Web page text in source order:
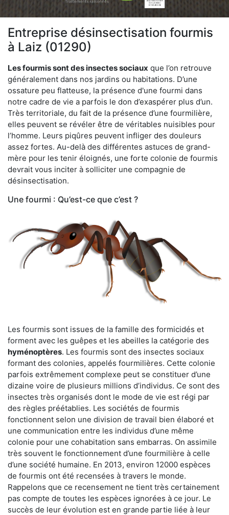
Entreprise désinsectisation fourmis
à Laiz (01290)
Les fourmis sont des insectes sociaux que l’on retrouve
généralement dans nos jardins ou habitations. D’une
ossature peu flatteuse, la présence d'une fourmi dans
notre cadre de vie a parfois le don d’exaspérer plus d’un.
Très territoriale, du fait de la présence d’une fourmilière,
elles peuvent se révéler être de véritables nuisibles pour
l’homme. Leurs piqûres peuvent infliger des douleurs
assez fortes. Au-delà des différentes astuces de grand-
mère pour les tenir éloignés, une forte colonie de fourmis
devrait vous inciter à solliciter une compagnie de
désinsectisation.
Une fourmi : Qu’est-ce que c’est ?
Les fourmis sont issues de la famille des formicidés et
forment avec les guêpes et les abeilles la catégorie des
hyménoptères. Les fourmis sont des insectes sociaux
formant des colonies, appelés fourmilières. Cette colonie
parfois extrêmement complexe peut se constituer d’une
dizaine voire de plusieurs millions d’individus. Ce sont des
insectes très organisés dont le mode de vie est régi par
des règles préétablies. Les sociétés de fourmis
fonctionnent selon une division de travail bien élaboré et
une communication entre les individus d’une même
colonie pour une cohabitation sans embarras. On assimile
très souvent le fonctionnement d’une fourmilière à celle
d’une société humaine. En 2013, environ 12000 espèces
de fourmis ont été recensées à travers le monde.
Rappelons que ce recensement ne tient très certainement
pas compte de toutes les espèces ignorées à ce jour. Le
succès de leur évolution est en grande partie liée à leur